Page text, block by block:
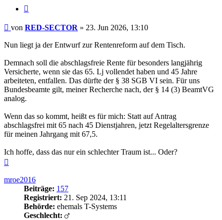
Beitrag
von RED-SECTOR » 23. Jun 2026, 13:10
Nun liegt ja der Entwurf zur Rentenreform auf dem Tisch.
Demnach soll die abschlagsfreie Rente für besonders langjährig
Versicherte, wenn sie das 65. Lj vollendet haben und 45 Jahre
arbeiteten, entfallen. Das dürfte der § 38 SGB VI sein. Für uns
Bundesbeamte gilt, meiner Recherche nach, der § 14 (3) BeamtVG
analog.
Wenn das so kommt, heißt es für mich: Statt auf Antrag
abschlagsfrei mit 65 nach 45 Dienstjahren, jetzt Regelaltersgrenze
für meinen Jahrgang mit 67,5.
Ich hoffe, dass das nur ein schlechter Traum ist... Oder?
mroe2016
Beiträge: 157
Registriert: 21. Sep 2024, 13:11
Behörde: ehemals T-Systems
Geschlecht: